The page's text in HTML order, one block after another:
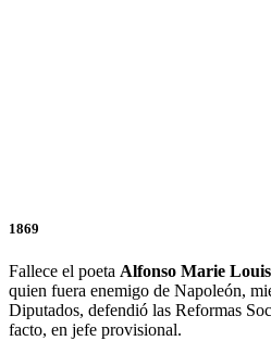
1869
Fallece el poeta Alfonso Marie Louis
quien fuera enemigo de Napoleón,
Diputados, defendió las Reformas
facto, en jefe provisional.